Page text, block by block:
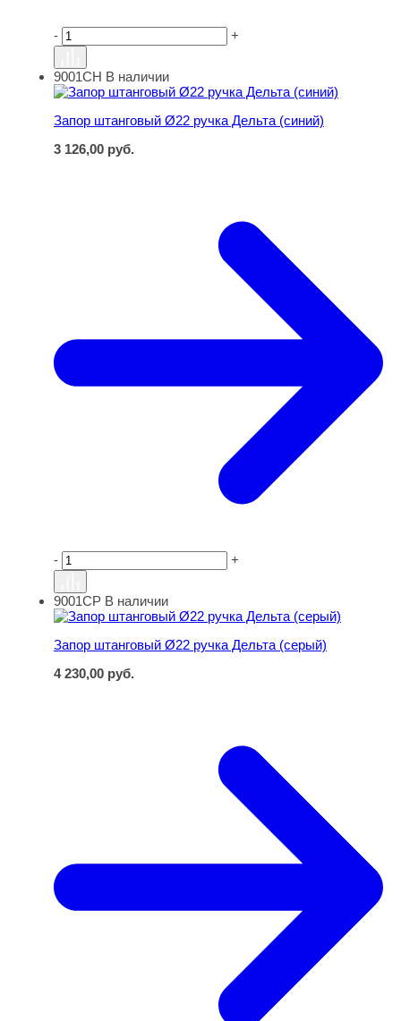
- +
Запор штанговый Ø22 ручка Дельта (синий)
9001СН В наличии
Запор штанговый Ø22 ручка Дельта (синий)
3 126,00 руб.
- +
Запор штанговый Ø22 ручка Дельта (серый)
9001СР В наличии
Запор штанговый Ø22 ручка Дельта (серый)
4 230,00 руб.